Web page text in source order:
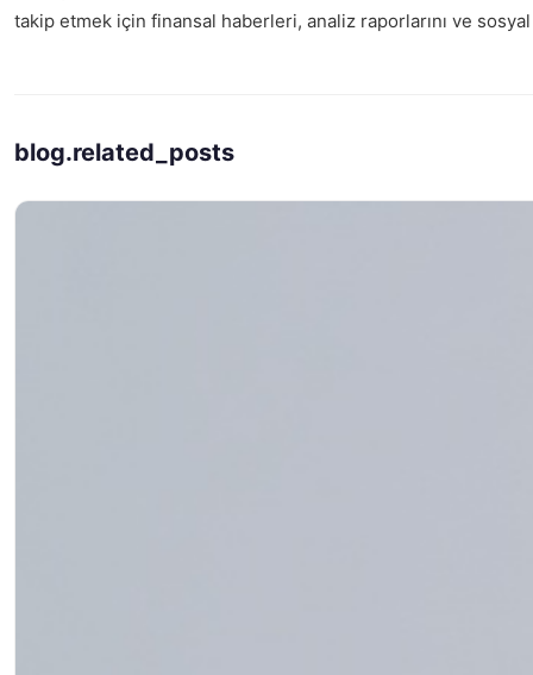
takip etmek için finansal haberleri, analiz raporlarını ve sosyal
blog.related_posts